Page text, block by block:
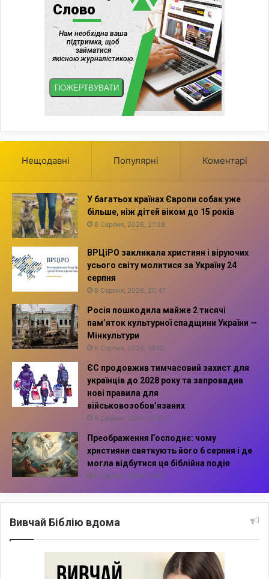
Нещодавні Популярні Коментарі
У багатьох країнах Європи собак уже
більше, ніж дітей віком до 15 років
8 Серпня, 2026, 21:28
ВРЦіРО закликала християн і віруючих
усього світу молитися за Україну 24
серпня
8 Серпня, 2026, 20:47
Росія пошкодила майже 2 тисячі
пам’яток культурної спадщини України —
Мінкультури
6 Серпня, 2026, 14:10
ЄС продовжив тимчасовий захист для
українців до 2028 року та запровадив
нові правила для
військовозобов’язаних
6 Серпня, 2026, 13:57
Преображення Господнє: чому
християни святкують його 6 серпня і де
могла відбутися ця біблійна подія
6 Серпня, 2026, 13:42
Вивчай Біблію вдома